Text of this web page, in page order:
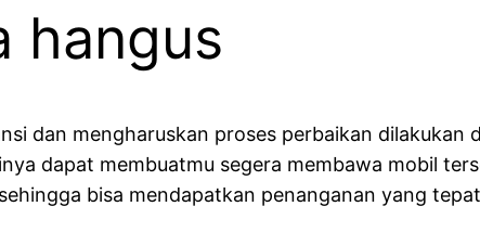
hangus
dan mengharuskan proses perbaikan dilakukan
dapat membuatmu segera membawa mobil
bisa mendapatkan penanganan yang